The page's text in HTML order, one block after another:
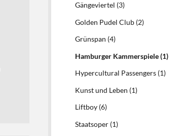
Gängeviertel (3)
Golden Pudel Club (2)
Grünspan (4)
Hamburger Kammerspiele(1)
Hypercultural Passengers (1)
Kunst und Leben (1)
Liftboy (6)
Staatsoper (1)